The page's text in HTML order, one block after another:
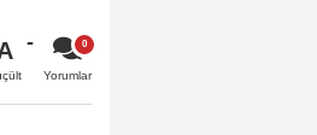
Yorumlar